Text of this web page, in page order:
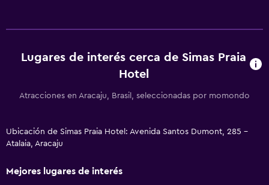
Lugares de interés cerca de Simas Praia
Hotel
Atracciones en Aracaju, Brasil, seleccionadas por momondo
Ubicación de Simas Praia Hotel: Avenida Santos Dumont, 285 -
Atalaia, Aracaju
Mejores lugares de interés